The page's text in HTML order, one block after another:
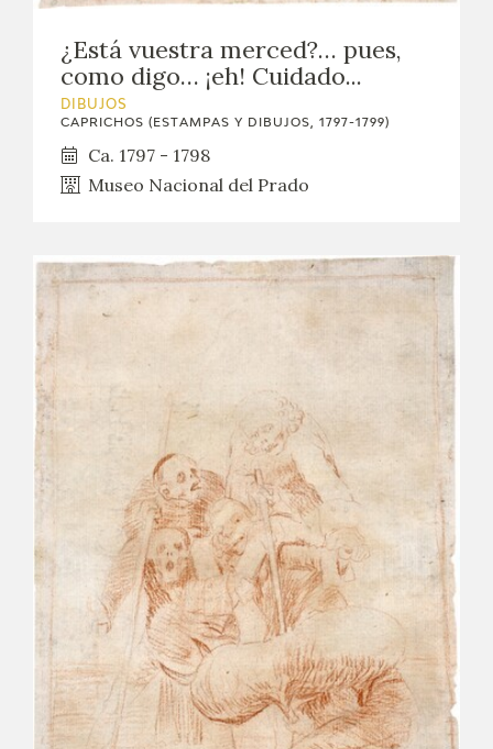
¿Está vuestra merced?… pues,
como digo… ¡eh! Cuidado...
DIBUJOS
CAPRICHOS (ESTAMPAS Y DIBUJOS, 1797-1799)
Ca. 1797 - 1798
Museo Nacional del Prado